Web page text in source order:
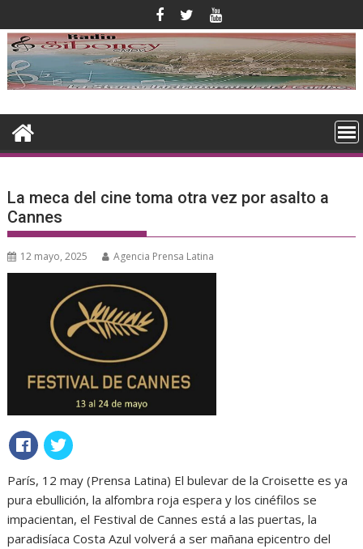
al
contenido
La meca del cine toma otra vez por asalto a
Cannes
12 mayo, 2025 Agencia Prensa Latina
París, 12 may (Prensa Latina) El bulevar de la Croisette es ya
pura ebullición, la alfombra roja espera y los cinéfilos se
impacientan, el Festival de Cannes está a las puertas, la
paradisíaca Costa Azul volverá a ser mañana epicentro del